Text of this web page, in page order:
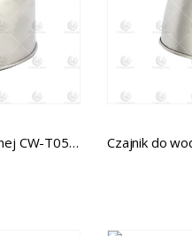
Czajnik do gwizdania ze stali nierdzewnej CW-T051-1